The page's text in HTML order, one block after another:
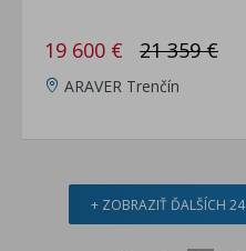
19 600 € 21 359 €
ARAVER Trenčín
+ ZOBRAZIŤ ĎALŠÍCH 24